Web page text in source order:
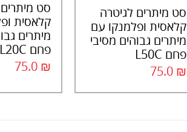
סט מיתרים לגיטרה
קלאסית ופלמנקו עם
מיתרים גבוהים מסיבי
פחם L50C
₪
סט
קלאסית
מיתרים
פחם Luthier L20C
₪